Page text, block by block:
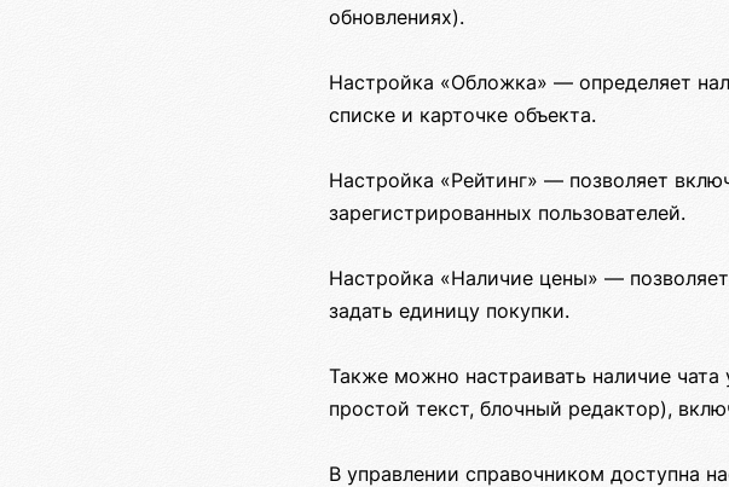
обновлениях).
Настройка «Обложка» — определяет
списке и карточке объекта.
Настройка «Рейтинг» — позволяет
зарегистрированных пользователей.
Настройка «Наличие цены» —
задать единицу покупки.
Также можно настраивать наличие
простой текст, блочный редактор),
В управлении справочником доступна